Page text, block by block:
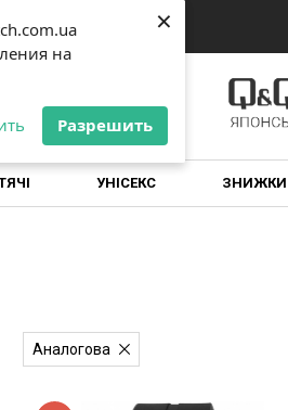
на
Разрешить
×
на
Разрешить
×
Контакты
УНІСЕКС ЗНИЖКИ
Аналогова